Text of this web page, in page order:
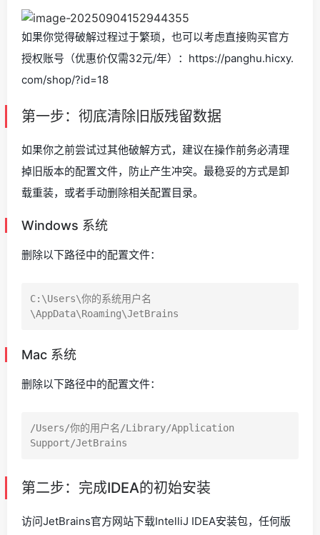
如果你觉得破解过程过于繁琐，也可以考虑直接购买官方
授权账号（优惠价仅需32元/年）：https://panghu.hicxy.
com/shop/?id=18
第一步：彻底清除旧版残留数据
如果你之前尝试过其他破解方式，建议在操作前务必清理
掉旧版本的配置文件，防止产生冲突。最稳妥的方式是卸
载重装，或者手动删除相关配置目录。
Windows 系统
删除以下路径中的配置文件：
C:\Users\你的系统用户名
Mac 系统
删除以下路径中的配置文件：
/Users/你的用户名/Library/Application
第二步：完成IDEA的初始安装
访问JetBrains官方网站下载IntelliJ IDEA安装包，任何版